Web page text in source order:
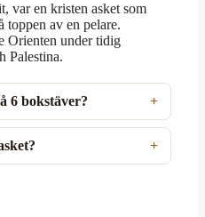
var en kristen asket som
toppen av en pelare.
Orienten under tidig
Palestina.
6 bokstäver?